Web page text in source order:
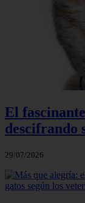
El
descifrando
29/07/2026